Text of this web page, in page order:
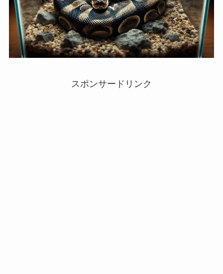
スポンサードリンク